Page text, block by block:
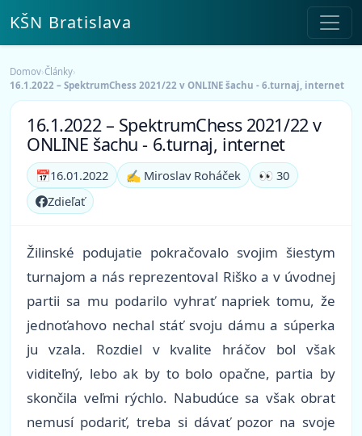
KŠN Bratislava
Domov›Články›
16.1.2022 – SpektrumChess 2021/22 v ONLINE šachu - 6.turnaj, internet
16.1.2022 – SpektrumChess 2021/22 v
ONLINE šachu - 6.turnaj, internet
📅16.01.2022 ✍️ Miroslav Roháček
👀 30
Zdieľať
Žilinské podujatie pokračovalo svojim šiestym
turnajom a nás reprezentoval Riško a v úvodnej
partii sa mu podarilo vyhrať napriek tomu, že
jednoťahovo nechal stáť svoju dámu a súperka
ju vzala. Rozdiel v kvalite hráčov bol však
viditeľný, lebo ak by to bolo opačne, partia by
skončila veľmi rýchlo. Nabudúce sa však obrat
nemusí podariť, treba si dávať pozor na svoje